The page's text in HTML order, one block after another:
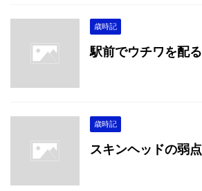
歳時記
駅前でウチワを配る
歳時記
スキンヘッドの弱点